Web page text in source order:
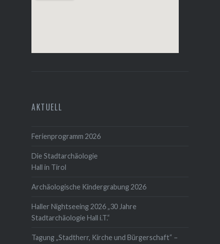
AKTUELL
Ferienprogramm 2026
Die Stadtarchäologie
Hall in Tirol
Archäologische Kindergrabung 2026
Haller Nightseeing 2026 „30 Jahre
Stadtarchäologie Hall i.T.“
Tagung „Stadtherr, Kirche und Bürgerschaft“ –